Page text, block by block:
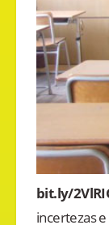
bit.ly/
incertezas